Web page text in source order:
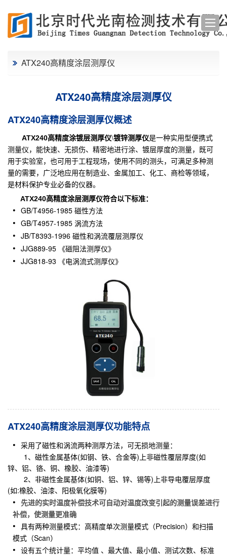
ATX240高精度涂层测厚仪
ATX240高精度涂层测厚仪
ATX240高精度涂层测厚仪概述
ATX240高精度涂镀层测厚仪\镀锌测厚仪是一种实用型便携式
测量仪，能快速、无损伤、精密地进行涂、镀层厚度的测量，既可
用于实验室，也可用于工程现场，使用不同的测头，可满足多种测
量的需要，广泛地应用在制造业、金属加工、化工、商检等领域，
是材料保护专业必备的仪器。
ATX240高精度涂层测厚仪符合以下标准：
GB/T4956-1985 磁性方法
GB/T4957-1985 涡流方法
JB/T8393-1996 磁性和涡流覆层测厚仪
JJG889-95 《磁阻法测厚仪》
JJG818-93 《电涡流式测厚仪》
ATX240高精度涂层测厚仪功能特点
采用了磁性和涡流两种测厚方法，可无损地测量：
1、磁性金属基体(如钢、铁、合金等)上非磁性覆层厚度(如
锌、铝、铬、铜、橡胶、油漆等)
2、非磁性金属基体(如铜、铝、锌、锡等)上非导电覆层厚度
(如:橡胶、油漆、阳极氧化膜等)
先进的实时温度补偿技术可自动对温度改变引起的测量误差进行
补偿，使测量更准确
具有两种测量模式：高精度单次测量模式（Precision）和扫描
模式（Scan）
设有五个统计量：平均值 、最大值、最小值、测试次数、标准